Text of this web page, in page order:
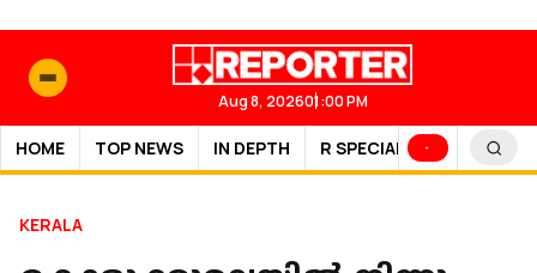
Aug 8, 202601:00 PM
HOME TOP NEWS IN DEPTH R SPECIAL SPORTS
KERALA